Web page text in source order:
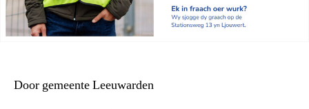
Door gemeente Leeuwarden